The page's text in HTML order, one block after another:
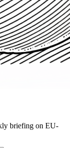
briefing on EU-